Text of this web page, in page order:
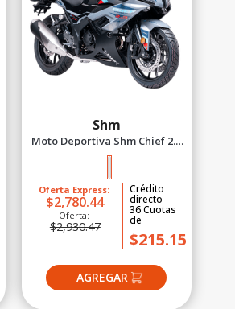
Shm
Moto Deportiva Shm Chief 2.5
2027 Plomo
Oferta Express:
$2,780.44
Oferta:
$2,930.47
Crédito
directo
36Cuotas
de
$215.15